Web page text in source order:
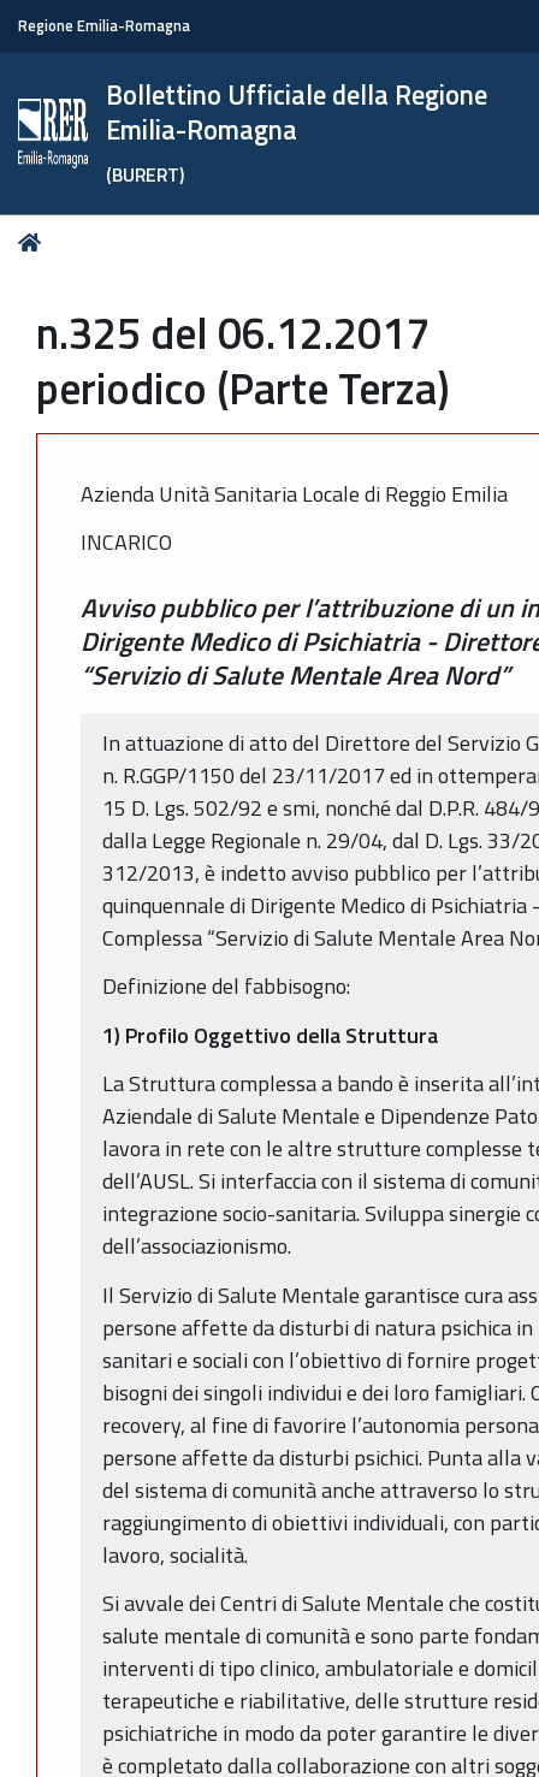
Regione Emilia-Romagna
Bollettino Ufficiale della Regione
Emilia-Romagna
(BURERT)
Tu
n.325 del 06.12.2017
periodico (Parte Terza)
Azienda Unità Sanitaria Locale di Reggio Emilia
INCARICO
Avviso pubblico per l’attribuzione di un
Dirigente Medico di Psichiatria -
“Servizio di Salute Mentale Area Nord”
In attuazione di atto del Direttore del Servizio
n. R.GGP/1150 del 23/11/2017 ed in
15 D. Lgs. 502/92 e smi, nonché dal D.P.R.
dalla Legge Regionale n. 29/04, dal D. Lgs. 33/
312/2013, è indetto avviso pubblico per
quinquennale di Dirigente Medico di
Complessa “Servizio di Salute Mentale Area
Definizione del fabbisogno:
1) Profilo Oggettivo della Struttura
La Struttura complessa a bando è inserita
Aziendale di Salute Mentale e Dipendenze
lavora in rete con le altre strutture complesse
dell’AUSL. Si interfaccia con il sistema di
integrazione socio-sanitaria. Sviluppa sinergie
dell’associazionismo.
Il Servizio di Salute Mentale garantisce cura
persone affette da disturbi di natura psichica
sanitari e sociali con l’obiettivo di fornire
bisogni dei singoli individui e dei loro famigliari.
recovery, al fine di favorire l’autonomia
persone affette da disturbi psichici. Punta alla
del sistema di comunità anche attraverso lo
raggiungimento di obiettivi individuali, con
lavoro, socialità.
Si avvale dei Centri di Salute Mentale che
salute mentale di comunità e sono parte
interventi di tipo clinico, ambulatoriale e
terapeutiche e riabilitative, delle strutture
psichiatriche in modo da poter garantire le
è completato dalla collaborazione con altri